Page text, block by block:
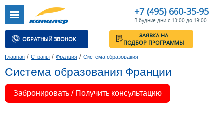
+7 (495) 660-35-95
В будние дни с 10:00 до 19:00
ОБРАТНЫЙ ЗВОНОК
ЗАЯВКА НА
ПОДБОР ПРОГРАММЫ
Главная / Страны / Франция / Система образования
Система образования Франции
Забронировать / Получить консультацию